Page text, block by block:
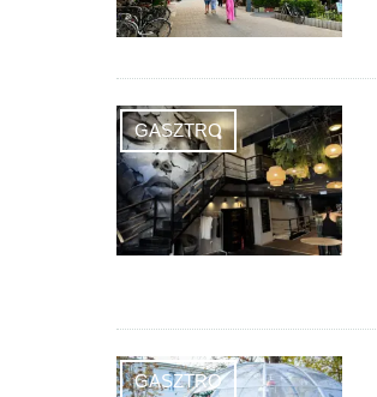
GASZTRO
GASZTRO